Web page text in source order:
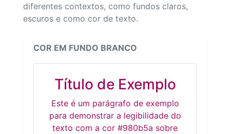
diferentes contextos, como fundos claros,
escuros e como cor de texto.
COR EM FUNDO BRANCO
Título de Exemplo
Este é um parágrafo de exemplo
para demonstrar a legibilidade do
texto com a cor #980b5a sobre